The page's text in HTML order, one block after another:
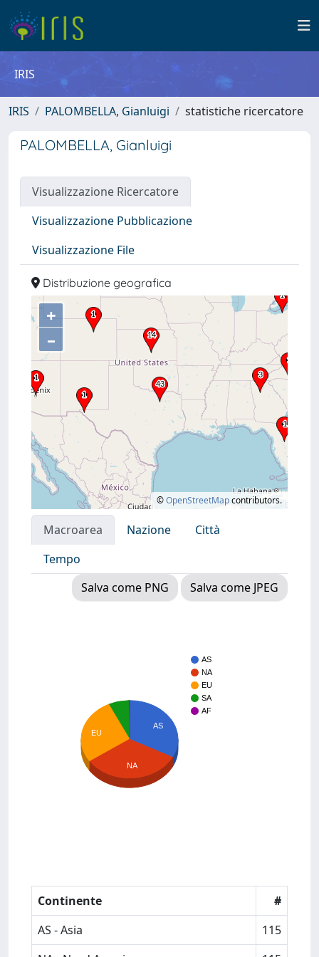
IRIS
IRIS PALOMBELLA, Gianluigi statistiche ricercatore
PALOMBELLA, Gianluigi
Visualizzazione Ricercatore
Visualizzazione Pubblicazione
Visualizzazione File
Distribuzione geografica
+
–
©OpenStreetMapcontributors.
Macroarea Nazione
Città
Tempo
Salva come PNG
Salva come JPEG
AS
NA
EU
SA
AF
AS
EU
NA
Continente
#
AS - Asia
115